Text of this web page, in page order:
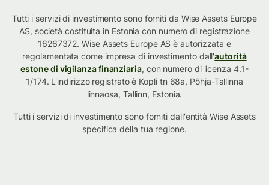
Tutti i servizi di investimento sono forniti da Wise Assets Europe
AS, società costituita in Estonia con numero di registrazione
16267372. Wise Assets Europe AS è autorizzata e
regolamentata come impresa di investimento dall'autorità
estone di vigilanza finanziaria, con numero di licenza 4.1-
1/174. L'indirizzo registrato è Kopli tn 68a, Põhja-Tallinna
linnaosa, Tallinn, Estonia.
Tutti i servizi di investimento sono forniti dall'entità Wise Assets
specifica della tua regione.